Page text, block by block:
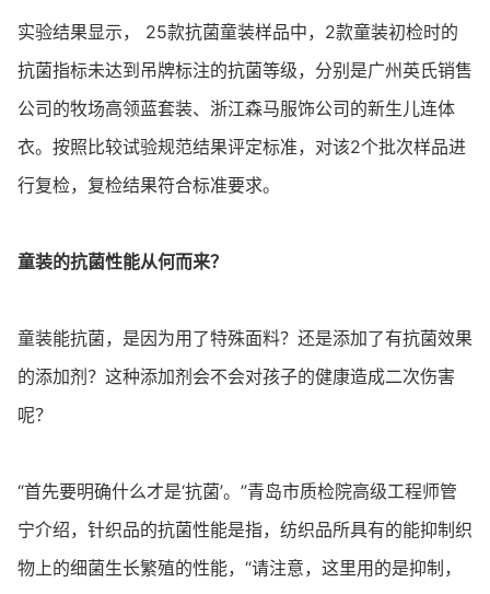
实验结果显示， 25款抗菌童装样品中，2款童装初检时的
抗菌指标未达到吊牌标注的抗菌等级，分别是广州英氏销售
公司的牧场高领蓝套装、浙江森马服饰公司的新生儿连体
衣。按照比较试验规范结果评定标准，对该2个批次样品进
行复检，复检结果符合标准要求。
童装的抗菌性能从何而来？
童装能抗菌，是因为用了特殊面料？还是添加了有抗菌效果
的添加剂？这种添加剂会不会对孩子的健康造成二次伤害
呢？
“首先要明确什么才是‘抗菌’。”青岛市质检院高级工程师管
宁介绍，针织品的抗菌性能是指，纺织品所具有的能抑制织
物上的细菌生长繁殖的性能，“请注意，这里用的是抑制，